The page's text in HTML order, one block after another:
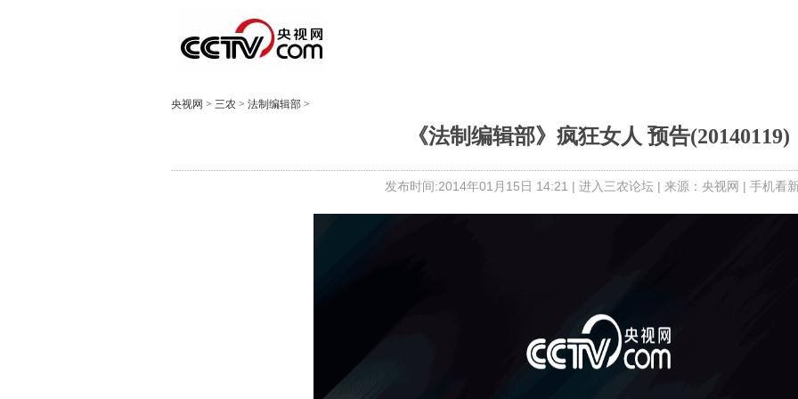
央视网 > 三农 > 法制编辑部 >
《法制编辑部》疯狂女人 预告(20140119)
发布时间:2014年01月15日 14:21 | 进入三农论坛 | 来源：央视网 | 手机看